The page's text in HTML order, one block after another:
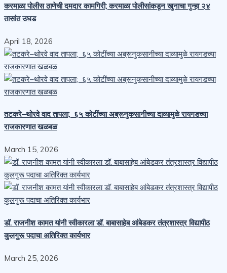
करमाळा पोलीस ठाणेची दमदार कामगिरी; करमाळा पोलीसांकडून खुनाचा गुन्हा २४
तासांत उघड
April 18, 2026
तटकरे–थोरवे वाद तापला; ६५ कोटींच्या अब्रूनुकसानीच्या दाव्यामुळे रायगडच्या
राजकारणात खळबळ
March 15, 2026
डॉ. राजनीश कामत यांनी स्वीकारला डॉ. बाबासाहेब आंबेडकर तंत्रशास्त्र विद्यापीठ
कुलगुरू पदाचा अतिरिक्त कार्यभार
March 25, 2026